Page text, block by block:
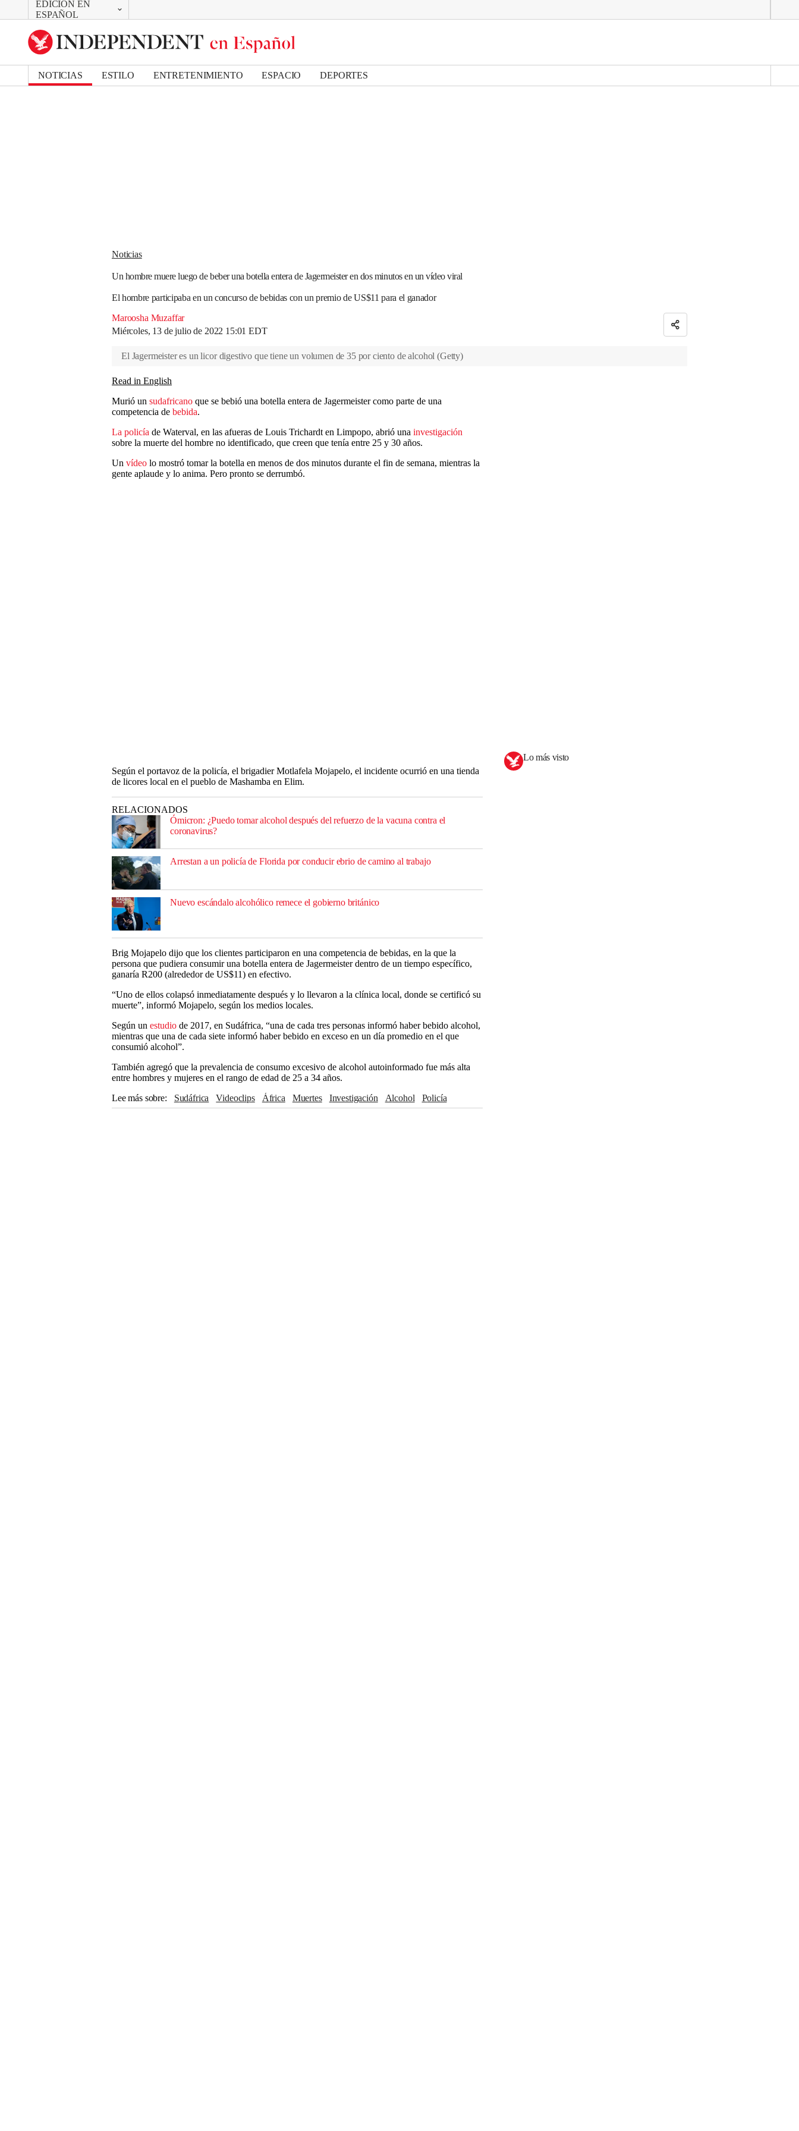
EDICIÓN EN
ESPAÑOL
CAMBIAR
UK Edition
US Edition
NOTICIAS ESTILO ENTRETENIMIENTO ESPACIO DEPORTES
Noticias
Un hombre muere luego de beber una botella entera de Jagermeister en dos minutos en un vídeo viral
El hombre participaba en un concurso de bebidas con un premio de US$11 para el ganador
Maroosha Muzaffar
Miércoles, 13 de julio de 2022 15:01 EDT
Bookmark popover
Removed from bookmarks
Close popover
El Jagermeister es un licor digestivo que tiene un volumen de 35 por ciento de alcohol (Getty)
Read in English
Murió un sudafricano que se bebió una botella entera de Jagermeister como parte de una
competencia de bebida.
La policía de Waterval, en las afueras de Louis Trichardt en Limpopo, abrió una investigación
sobre la muerte del hombre no identificado, que creen que tenía entre 25 y 30 años.
Un vídeo lo mostró tomar la botella en menos de dos minutos durante el fin de semana, mientras la
gente aplaude y lo anima. Pero pronto se derrumbó.
Según el portavoz de la policía, el brigadier Motlafela Mojapelo, el incidente ocurrió en una tienda
de licores local en el pueblo de Mashamba en Elim.
RELACIONADOS
Ómicron: ¿Puedo tomar alcohol después del refuerzo de la vacuna contra el
coronavirus?
Arrestan a un policía de Florida por conducir ebrio de camino al trabajo
Nuevo escándalo alcohólico remece el gobierno británico
Brig Mojapelo dijo que los clientes participaron en una competencia de bebidas, en la que la
persona que pudiera consumir una botella entera de Jagermeister dentro de un tiempo específico,
ganaría R200 (alrededor de US$11) en efectivo.
“Uno de ellos colapsó inmediatamente después y lo llevaron a la clínica local, donde se certificó su
muerte”, informó Mojapelo, según los medios locales.
Según un estudio de 2017, en Sudáfrica, “una de cada tres personas informó haber bebido alcohol,
mientras que una de cada siete informó haber bebido en exceso en un día promedio en el que
consumió alcohol”.
También agregó que la prevalencia de consumo excesivo de alcohol autoinformado fue más alta
entre hombres y mujeres en el rango de edad de 25 a 34 años.
Lee más sobre
Sudáfrica Videoclips África Muertes Investigación alcohol Policía
Lo más visto